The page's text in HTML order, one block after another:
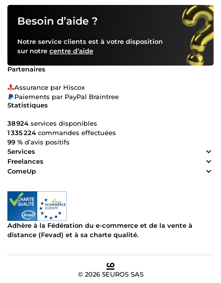
Besoin d’aide ?
Notre service clients est à votre disposition
sur notre centre d’aide
Partenaires
Assurance par Hiscox
Paiements par PayPal Braintree
Statistiques
38 924 services disponibles
1 335 224 commandes effectuées
99 % d’avis positifs
Services
Freelances
ComeUp
Adhère à la Fédération du e-commerce et de la vente à
distance (Fevad) et à sa charte qualité.
© 2026 5EUROS SAS